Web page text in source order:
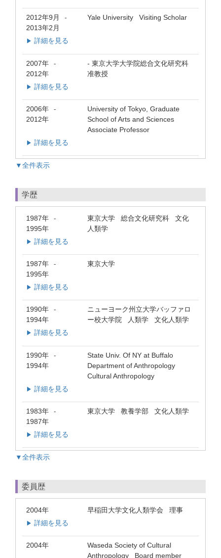
2012年9月 -
2013年2月
Yale University Visiting Scholar
▶ 詳細を見る
2007年 -
2012年
- 東京大学大学院総合文化研究科
准教授
▶ 詳細を見る
2006年 -
2012年
University of Tokyo, Graduate
School of Arts and Sciences
Associate Professor
▶ 詳細を見る
▼全件表示
学歴
1987年 -
1995年
東京大学 総合文化研究科 文化
人類学
▶ 詳細を見る
1987年 -
1995年
東京大学
▶ 詳細を見る
1990年 -
1994年
ニューヨーク州立大学バッファロ
ー校大学院 人類学 文化人類学
▶ 詳細を見る
1990年 -
1994年
State Univ. Of NY at Buffalo
Department of Anthropology
Cultural Anthropology
▶ 詳細を見る
1983年 -
1987年
東京大学 教養学部 文化人類学
▶ 詳細を見る
▼全件表示
委員歴
2004年 早稲田大学文化人類学会 理事
▶ 詳細を見る
2004年
Waseda Society of Cultural
Anthropology Board member